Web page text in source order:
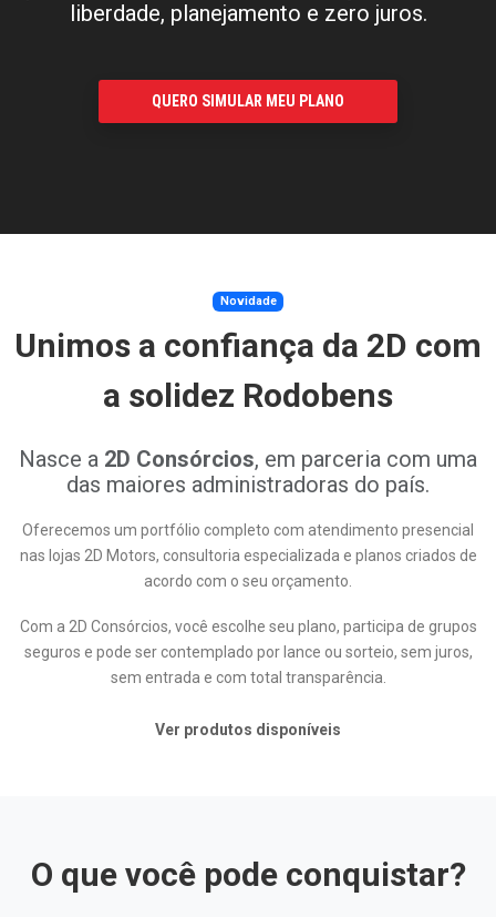
liberdade, planejamento e zero juros.
QUERO SIMULAR MEU PLANO
Novidade
Unimos a confiança da 2D com
a solidez Rodobens
Nasce a 2D Consórcios, em parceria com uma
das maiores administradoras do país.
Oferecemos um portfólio completo com atendimento presencial
nas lojas 2D Motors, consultoria especializada e planos criados de
acordo com o seu orçamento.
Com a 2D Consórcios, você escolhe seu plano, participa de grupos
seguros e pode ser contemplado por lance ou sorteio, sem juros,
sem entrada e com total transparência.
Ver produtos disponíveis
O que você pode conquistar?